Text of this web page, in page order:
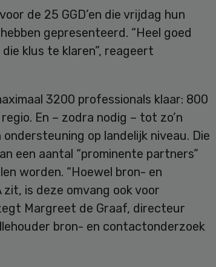
de 25 GGD’en die vrijdag hun
gepresenteerd. “Heel goed
die klus te klaren”, reageert
3200 professionals klaar: 800
En – zodra nodig – tot zo’n
op landelijk niveau. Die
een aantal “prominente partners”
worden. “Hoewel bron- en
is deze omvang ook voor
zegt Margreet de Graaf, directeur
bron- en contactonderzoek